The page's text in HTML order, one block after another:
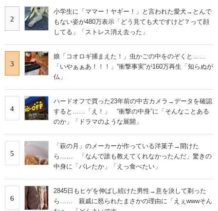
2
小学生に「ママー！ヤギー！」と言われた愛犬→とんで
もない姿が480万表示「どう見ても犬ですけど？って顔
してる」「ストレス消え去った」
3
娘「コオロギ捕まえた！」虫かごの中をのぞくと……
「いやぁぁあ！！！」“衝撃事実”が160万再生「知らぬが
仏」
4
ハードオフで買った23年前の中古カメラ→データを確認
すると……「え！」 “衝撃の中身”に「そんなことある
のか」「ドラマのような展開」
5
「萩の月」のメーカーが作っている洋菓子→開けた
ら…… 「なんで誰も教えてくれなかったんだ」驚きの
中身に「バレたか」「えっ食べたい」
6
2845日もヒゲを伸ばし続けた男性→意を決して剃った
ら…… 親戚に怒られたまさかの理由に「えぇwwwそん